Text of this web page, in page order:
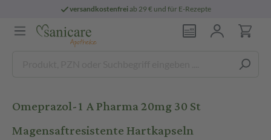
versandkostenfreiab 29 € und für E-Rezepte
Omeprazol-1 A Pharma 20mg 30 St
Magensaftresistente Hartkapseln